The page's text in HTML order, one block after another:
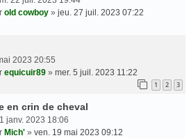
old cowboy » jeu. 27 juil. 2023 07:22
2023 20:55
equicuir89 » mer. 5 juil. 2023 11:22
1 2 3
en crin de cheval
janv. 2023 18:06
Mich' » ven. 19 mai 2023 09:12